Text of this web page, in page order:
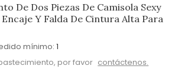
De Dos Piezas De Camisola Sexy
Y Falda De Cintura Alta Para
mínimo: 1
por favor contáctenos.